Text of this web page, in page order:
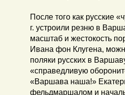
После того как русские
г. устроили резню в
масштаб и жестокость
Ивана фон Клугена,
поляки русских в
«справедливую
«Варшава наша!»
фельдмаршалом и